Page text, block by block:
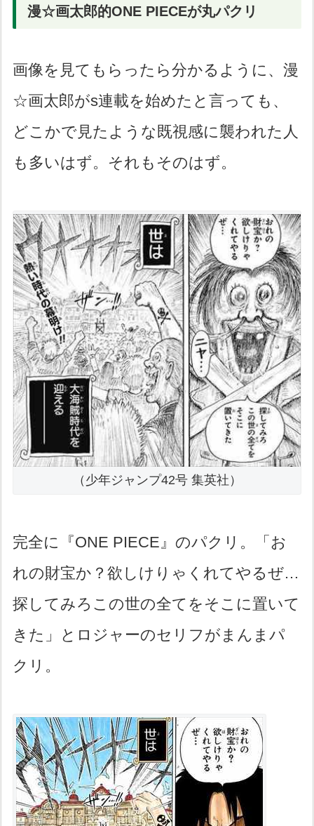
漫☆画太郎的ONE PIECEが丸パクリ
画像を見てもらったら分かるように、漫
☆画太郎がs連載を始めたと言っても、
どこかで見たような既視感に襲われた人
も多いはず。それもそのはず。
（少年ジャンプ42号 集英社）
完全に『ONE PIECE』のパクリ。「お
れの財宝か？欲しけりゃくれてやるぜ…
探してみろこの世の全てをそこに置いて
きた」とロジャーのセリフがまんまパ
クリ。